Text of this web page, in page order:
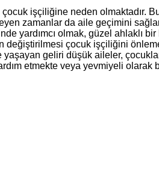
işçiliğine neden olmaktadır.
zamanlar da aile geçimini
yardımcı olmak, güzel ahlaklı
değiştirilmesi çocuk işçiliğini
geliri düşük aileler,
etmekte veya yevmiyeli olarak